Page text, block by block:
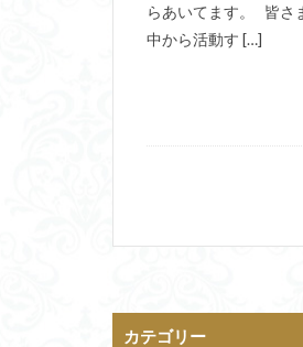
らあいてます。 皆さ
中から活動す […]
カテゴリー